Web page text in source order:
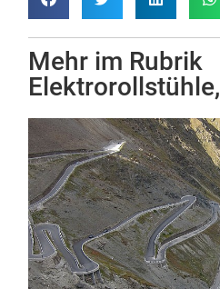
Mehr im Rubrik
Elektrorollstühle,